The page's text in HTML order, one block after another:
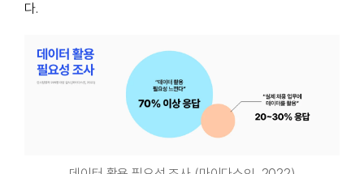
다.